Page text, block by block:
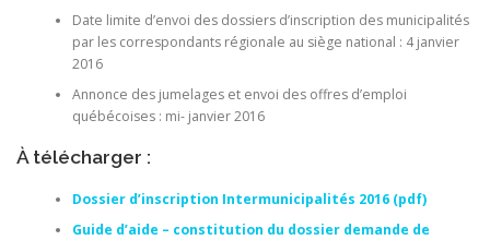
Date limite d’envoi des dossiers d’inscription des municipalités
par les correspondants régionale au siège national : 4 janvier
2016
Annonce des jumelages et envoi des offres d’emploi
québécoises : mi- janvier 2016
À télécharger :
Dossier d’inscription Intermunicipalités 2016 (pdf)
Guide d’aide – constitution du dossier demande de